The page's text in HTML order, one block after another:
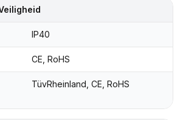
IP40
CE, RoHS
TüvRheinland, CE, RoHS